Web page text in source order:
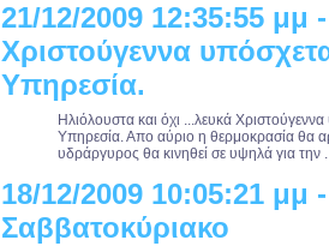
21/12/2009 12:35:55 μμ
Χριστούγεννα
Υπηρεσία.
Ηλιόλουστα και όχι ...λευκά
Υπηρεσία. Απο αύριο η θερμοκρασία θα
υδράργυρος θα κινηθεί σε υψηλά για την
18/12/2009 10:05:21 μμ
Σαββατοκύριακο